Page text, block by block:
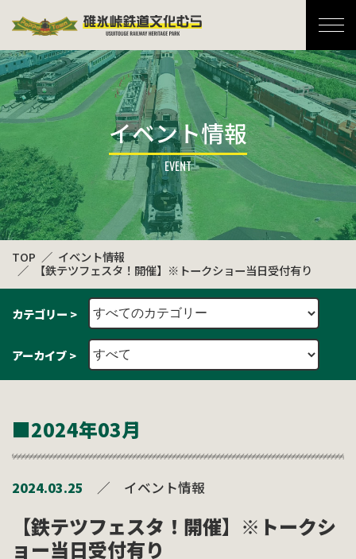
イベント情報
TOP
イベント情報
【鉄テツフェスタ！開催】※トークショー当日受付有り
カテゴリー >
アーカイブ >
■2024年03月
2024.03.25 ／ イベント情報
【鉄テツフェスタ！開催】※トークシ
ョー当日受付有り